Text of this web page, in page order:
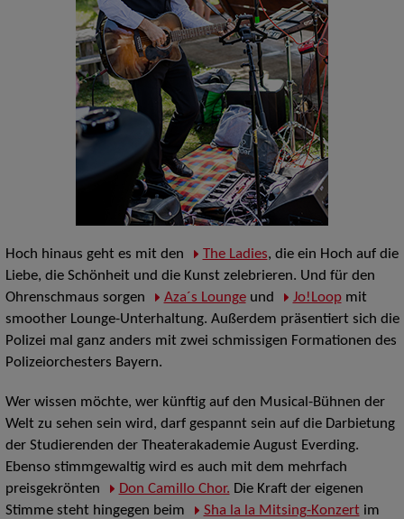
Hoch hinaus geht es mit den The Ladies, die ein Hoch auf die
Liebe, die Schönheit und die Kunst zelebrieren. Und für den
Ohrenschmaus sorgen
Aza´s Loungeund Jo!Loopmit
smoother Lounge-Unterhaltung. Außerdem präsentiert sich die
Polizei mal ganz anders mit zwei schmissigen Formationen des
Polizeiorchesters Bayern.
Wer wissen möchte, wer künftig auf den Musical-Bühnen der
Welt zu sehen sein wird, darf gespannt sein auf die Darbietung
der Studierenden der Theaterakademie August Everding.
Ebenso stimmgewaltig wird es auch mit dem mehrfach
preisgekrönten
Don Camillo Chor. Die Kraft der eigenen
Stimme steht hingegen beim
Sha la la Mitsing-Konzertim